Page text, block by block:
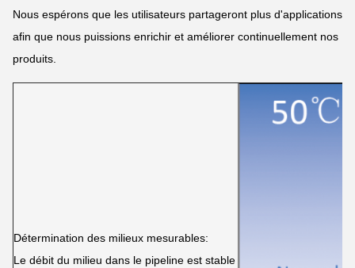
Nous espérons que les utilisateurs partageront plus d'applications
afin que nous puissions enrichir et améliorer continuellement nos
produits.
Détermination des milieux mesurables:
Le débit du milieu dans le pipeline est stable